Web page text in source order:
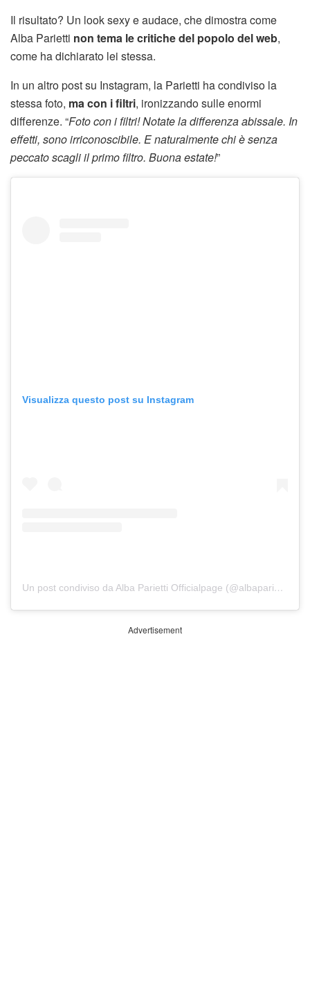
Il risultato? Un look sexy e audace, che dimostra come
Alba Parietti non tema le critiche del popolo del web,
come ha dichiarato lei stessa.
In un altro post su Instagram, la Parietti ha condiviso la
stessa foto, ma con i filtri, ironizzando sulle enormi
differenze. “Foto con i filtri! Notate la differenza abissale. In
effetti, sono irriconoscibile. E naturalmente chi è senza
peccato scagli il primo filtro. Buona estate!”
Visualizza questo post su Instagram
Un post condiviso da Alba Parietti Officialpage (@albaparietti)
Advertisement